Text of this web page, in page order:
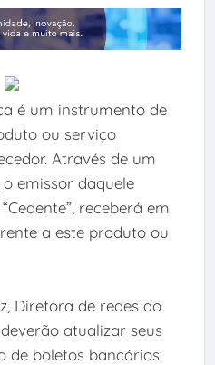
é um instrumento de
ou serviço
Através de um
emissor daquele
receberá em
a este produto ou
Diretora de redes do
atualizar seus
de boletos bancários